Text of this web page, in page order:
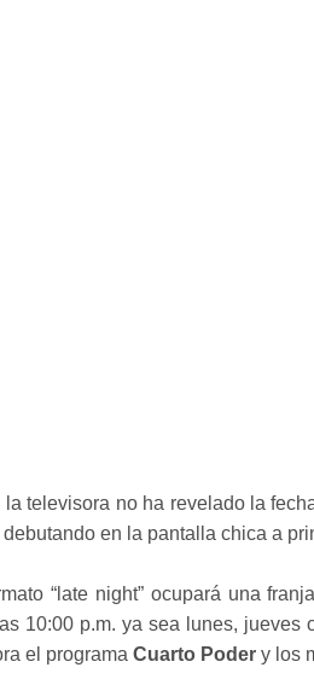
la televisora no ha revelado la
debutando en la pantalla chica a
“late night” ocupará una
10:00 p.m. ya sea lunes, jueves
el programa Cuarto Poder y los